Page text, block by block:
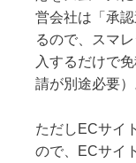
営会社は「承
るので、スマ
入するだけで
請が別途必要）
ただしECサイ
ので、ECサイ